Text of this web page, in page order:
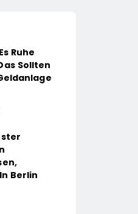
Ruhe
Sollten
Berlin